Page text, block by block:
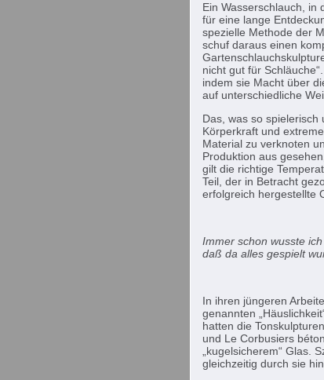
Ein Wasserschlauch, in
für eine lange
spezielle Methode der
schuf daraus einen
nicht gut für
indem sie Macht über
auf unterschiedliche
Das, was so
Körperkraft und
Material zu verknoten
Produktion aus
gilt die richtige
Teil, der in Betracht
erfolgreich hergestellte
Immer schon wusste
daß da alles gespielt
In ihren jüngeren
genannten
hatten die
und Le Corbusiers
„kugelsicherem“ Glas.
gleichzeitig durch sie